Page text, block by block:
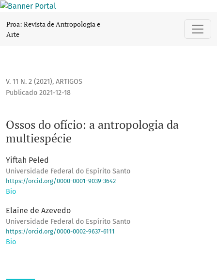
Proa: Revista de Antropologia e
Arte
V. 11 N. 2 (2021), ARTIGOS
Ossos do ofício: a antropologia da
multiespécie
Publicado 2021-12-18
Yiftah Peled
Universidade Federal do Espírito Santo
https://orcid.org/0000-0001-9039-3642
Bio
Elaine de Azevedo
Universidade Federal do Espírito Santo
https://orcid.org/0000-0002-9637-6111
Bio